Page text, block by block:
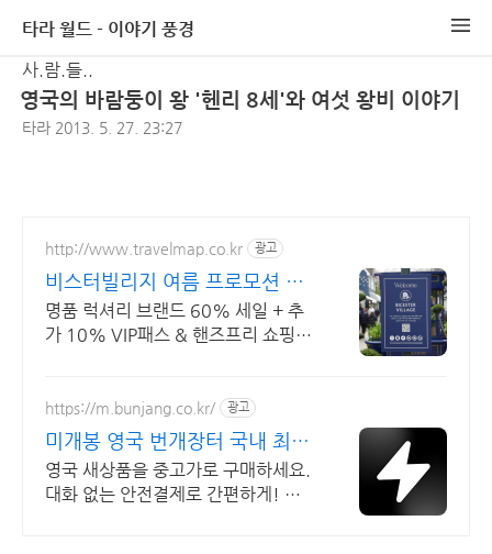
타라 월드 - 이야기 풍경
사.람.들..
영국의 바람둥이 왕 '헨리 8세'와 여섯 왕비 이야기
타라 2013. 5. 27. 23:27
http://www.travelmap.co.kr 광고
비스터빌리지 여름 프로모션 VIP
패스 10% 할인쿠폰
명품 럭셔리 브랜드 60% 세일 + 추
가 10% VIP패스 & 핸즈프리 쇼핑
https://m.bunjang.co.kr/ 광고
미개봉 영국 번개장터 국내 최대
브랜드 중고거래
영국 새상품을 중고가로 구매하세요.
대화 없는 안전결제로 간편하게! 전